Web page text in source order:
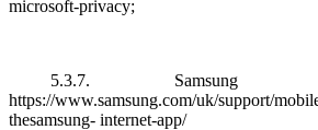
microsoft-privacy;
5.3.7. Samsung
https://www.samsung.com/uk/support/
thesamsung- internet-app/